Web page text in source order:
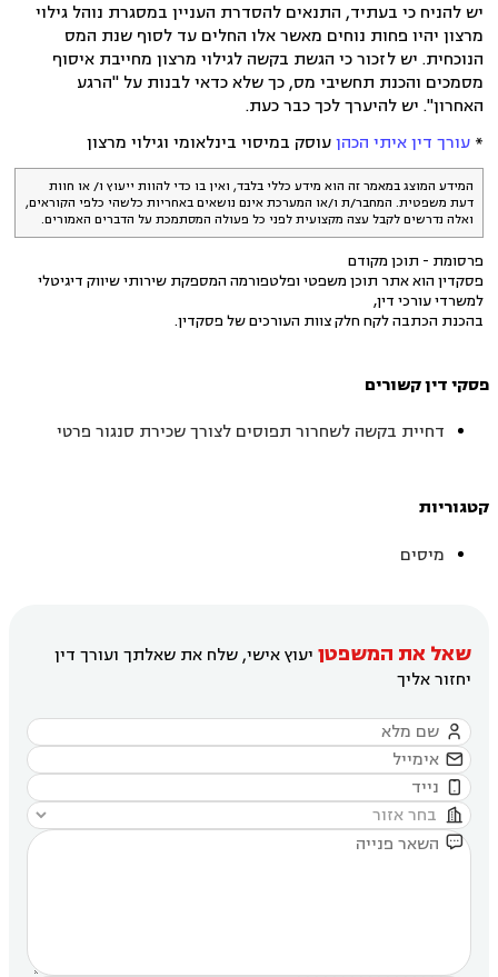
יש להניח כי בעתיד, התנאים להסדרת העניין במסגרת נוהל גילוי
מרצון יהיו פחות נוחים מאשר אלו החלים עד לסוף שנת המס
הנוכחית. יש לזכור כי הגשת בקשה לגילוי מרצון מחייבת איסוף
מסמכים והכנת תחשיבי מס, כך שלא כדאי לבנות על "הרגע
האחרון". יש להיערך לכך כבר כעת.
* עורך דין איתי הכהןעוסק במיסוי בינלאומי וגילוי מרצון
המידע המוצג במאמר זה הוא מידע כללי בלבד, ואין בו כדי להוות ייעוץ ו/ או חוות
דעת משפטית. המחבר/ת ו/או המערכת אינם נושאים באחריות כלשהי כלפי הקוראים,
ואלה נדרשים לקבל עצה מקצועית לפני כל פעולה המסתמכת על הדברים האמורים.
פרסומת - תוכן מקודם
פסקדין הוא אתר תוכן משפטי ופלטפורמה המספקת שירותי שיווק דיגיטלי
למשרדי עורכי דין,
בהכנת הכתבה לקח חלק צוות העורכים של פסקדין.
פסקי דין קשורים
דחיית בקשה לשחרור תפוסים לצורך שכירת סנגור פרטי
קטגוריות
מיסים
שאל את המשפטן יעוץ אישי, שלח את שאלתך ועורך דין
יחזור אליך




